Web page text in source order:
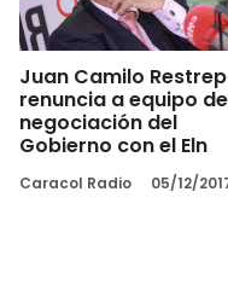
Juan Camilo
renuncia a equipo de
negociación del
Gobierno con el Eln
Caracol Radio 05/12/